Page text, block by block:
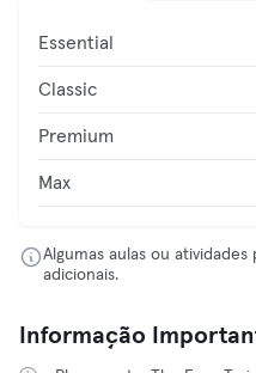
Essential
Classic
Premium
Max
Algumas aulas ou
adicionais.
Informação